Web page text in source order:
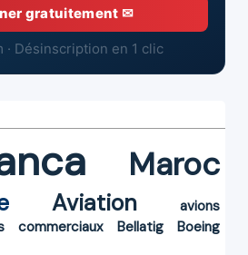
gratuitement ✉
· Désinscription en 1 clic
Maroc
Aviation
avions
commerciaux Bellatig
Boeing